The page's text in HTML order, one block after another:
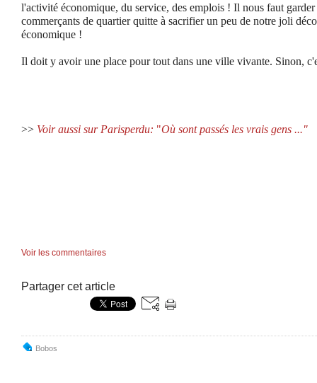
l'activité économique, du service, des emplois ! Il nous faut garder
commerçants de quartier quitte à sacrifier un peu de notre joli
économique !
Il doit y avoir une place pour tout dans une ville vivante. Sinon,
>> Voir aussi sur Parisperdu: "Où sont passés les vrais gens ..."
Voir les commentaires
Partager cet article
Bobos